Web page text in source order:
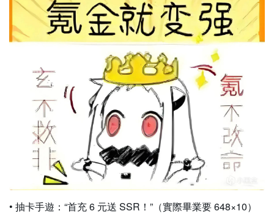
• 抽卡手遊：“首充 6 元送 SSR！”（實際畢業要 648×10）